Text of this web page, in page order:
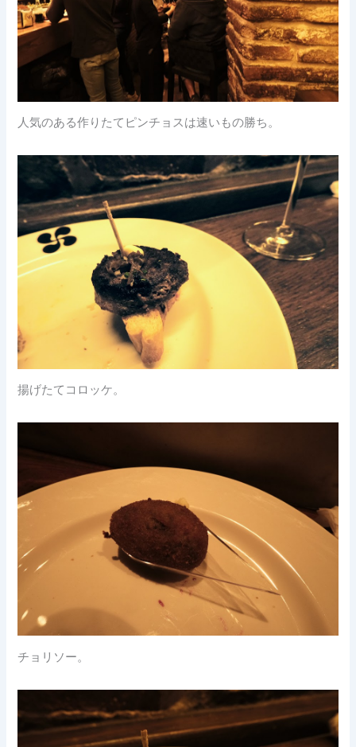
人気のある作りたてピンチョスは速いもの勝ち。
揚げたてコロッケ。
チョリソー。